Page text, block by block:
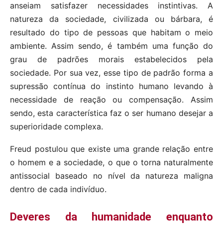
anseiam satisfazer necessidades instintivas. A
natureza da sociedade, civilizada ou bárbara, é
resultado do tipo de pessoas que habitam o meio
ambiente. Assim sendo, é também uma função do
grau de padrões morais estabelecidos pela
sociedade. Por sua vez, esse tipo de padrão forma a
supressão contínua do instinto humano levando à
necessidade de reação ou compensação. Assim
sendo, esta característica faz o ser humano desejar a
superioridade complexa.
Freud postulou que existe uma grande relação entre
o homem e a sociedade, o que o torna naturalmente
antissocial baseado no nível da natureza maligna
dentro de cada indivíduo.
Deveres da humanidade enquanto